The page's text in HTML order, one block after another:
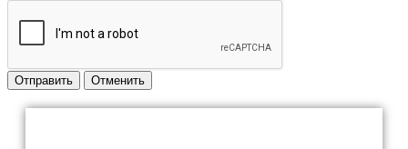
Отправить Отменить